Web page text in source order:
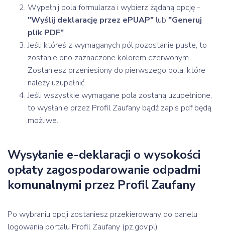
Wypełnij pola formularza i wybierz żądaną opcję -
"Wyślij deklarację przez ePUAP" lub "Generuj
plik PDF"
Jeśli któreś z wymaganych pól pozostanie puste, to
zostanie ono zaznaczone kolorem czerwonym.
Zostaniesz przeniesiony do pierwszego pola, które
należy uzupełnić.
Jeśli wszystkie wymagane pola zostaną uzupełnione,
to wysłanie przez Profil Zaufany bądź zapis pdf będą
możliwe.
Wysyłanie e-deklaracji o wysokości
opłaty zagospodarowanie odpadmi
komunalnymi przez Profil Zaufany
Po wybraniu opcji zostaniesz przekierowany do panelu
logowania portalu Profil Zaufany (pz.gov.pl)